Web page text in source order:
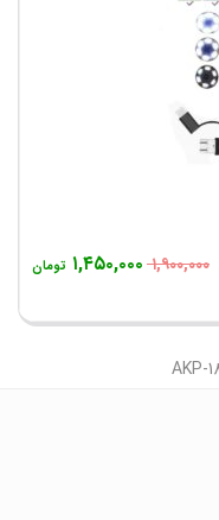
۱,۹۰۰,۰۰۰ ۱,۴۵۰,۰۰۰ تومان